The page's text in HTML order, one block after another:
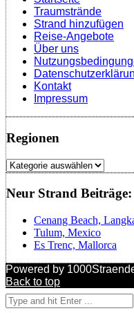
Traumstrände
Strand hinzufügen
Reise-Angebote
Über uns
Kontakt
Impressum
Regionen
Regionen
Neur Strand Beiträge:
Cenang Beach,
Tulum, Mexico
Es Trenc, Mallorca
Powered by
Back to top
Search
for: